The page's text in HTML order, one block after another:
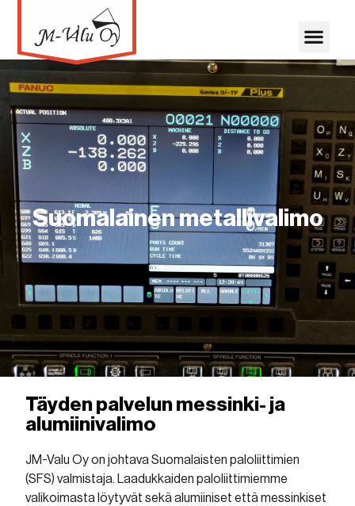
Suomalainen metallivalimo
Täyden palvelun messinki- ja
alumiinivalimo
JM-Valu Oy on johtava Suomalaisten paloliittimien
(SFS) valmistaja. Laadukkaiden paloliittimiemme
valikoimasta löytyvät sekä alumiiniset että messinkiset